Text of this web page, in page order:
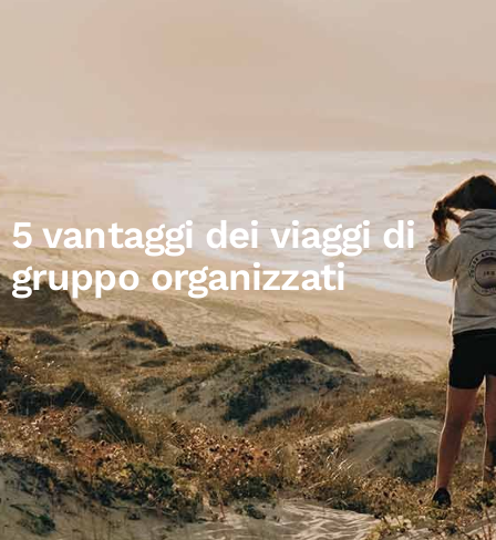
5 vantaggi dei viaggi di
gruppo organizzati